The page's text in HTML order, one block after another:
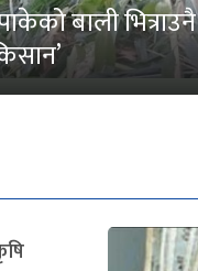
बाली भित्राउनै